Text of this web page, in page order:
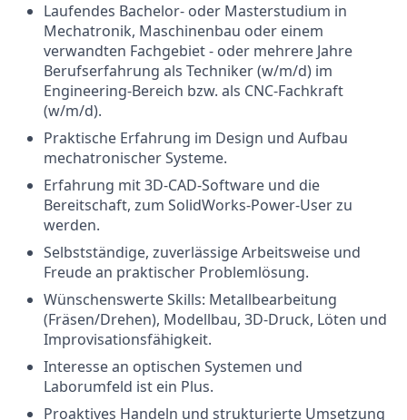
Laufendes Bachelor- oder Masterstudium in
Mechatronik, Maschinenbau oder einem
verwandten Fachgebiet - oder mehrere Jahre
Berufserfahrung als Techniker (w/m/d) im
Engineering-Bereich bzw. als CNC‑Fachkraft
(w/m/d).
Praktische Erfahrung im Design und Aufbau
mechatronischer Systeme.
Erfahrung mit 3D‑CAD-Software und die
Bereitschaft, zum SolidWorks-Power-User zu
werden.
Selbstständige, zuverlässige Arbeitsweise und
Freude an praktischer Problemlösung.
Wünschenswerte Skills: Metallbearbeitung
(Fräsen/Drehen), Modellbau, 3D‑Druck, Löten und
Improvisationsfähigkeit.
Interesse an optischen Systemen und
Laborumfeld ist ein Plus.
Proaktives Handeln und strukturierte Umsetzung